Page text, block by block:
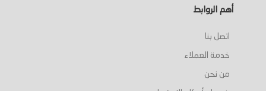
أهم الروابط
اتصل بنا
خدمة العملاء
من نحن